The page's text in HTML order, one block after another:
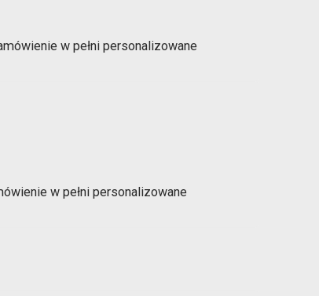
w pełni personalizowane
w pełni personalizowane